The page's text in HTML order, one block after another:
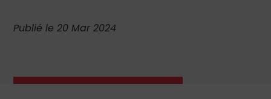
Publié le 20 Mar 2024